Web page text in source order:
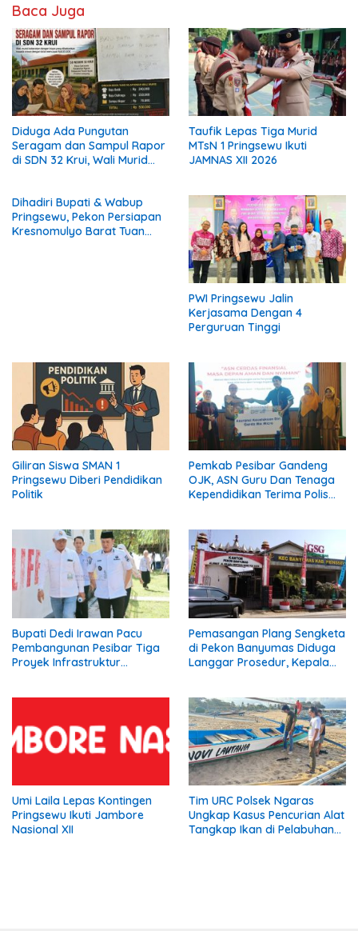
Baca Juga
Diduga Ada Pungutan
Seragam dan Sampul Rapor
di SDN 32 Krui, Wali Murid
Taufik Lepas Tiga Murid
MTsN 1 Pringsewu Ikuti
JAMNAS XII 2026
Dihadiri Bupati & Wabup
Pringsewu, Pekon Persiapan
Kresnomulyo Barat Tuan
PWI Pringsewu Jalin
Kerjasama Dengan 4
Perguruan Tinggi
Giliran Siswa SMAN 1
Pringsewu Diberi Pendidikan
Politik
Pemkab Pesibar Gandeng
OJK, ASN Guru Dan Tenaga
Kependidikan Terima Polis
Bupati Dedi Irawan Pacu
Pembangunan Pesibar Tiga
Proyek Infrastruktur
Pemasangan Plang Sengketa
di Pekon Banyumas Diduga
Langgar Prosedur, Kepala
Umi Laila Lepas Kontingen
Pringsewu Ikuti Jambore
Nasional XII
Tim URC Polsek Ngaras
Ungkap Kasus Pencurian Alat
Tangkap Ikan di Pelabuhan